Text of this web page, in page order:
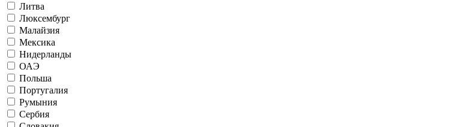
Литва
Люксембург
Малайзия
Мексика
Нидерланды
ОАЭ
Польша
Португалия
Румыния
Сербия